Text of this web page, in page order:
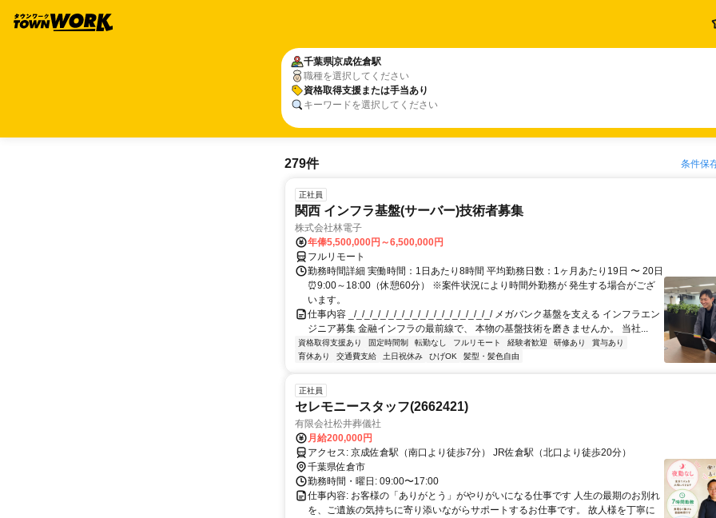
千葉県京成佐倉駅
職種を選択してください
資格取得支援または手当あり
キーワードを選択してください
279件 条件保
正社員
関西 インフラ基盤(サーバー)技術者募集
株式会社林電子
年俸5,500,000円～6,500,000円
フルリモート
勤務時間詳細 実働時間：1日あたり8時間 平均勤務日数：1ヶ月あたり19日 〜 20日
⏰9:00～18:00（休憩60分） ※案件状況により時間外勤務が 発生する場合がござ
います。
仕事内容 _/_/_/_/_/_/_/_/_/_/_/_/_/_/_/_/_/_/ メガバンク基盤を支える インフラエン
ジニア募集 金融インフラの最前線で、 本物の基盤技術を磨きませんか。 当社...
資格取得支援あり 固定時間制 転勤なし フルリモート 経験者歓迎 研修あり
賞与あり
育休あり
交通費支給 土日祝休み ひげOK 髪型・髪色自由
正社員
セレモニースタッフ(2662421)
有限会社松井葬儀社
月給200,000円
アクセス: 京成佐倉駅（南口より徒歩7分） JR佐倉駅（北口より徒歩20分）
千葉県佐倉市
勤務時間・曜日: 09:00〜17:00
仕事内容: お客様の「ありがとう」がやりがいになる仕事です 人生の最期のお別れ
を、ご遺族の気持ちに寄り添いながらサポートするお仕事です。 故人様を丁寧に